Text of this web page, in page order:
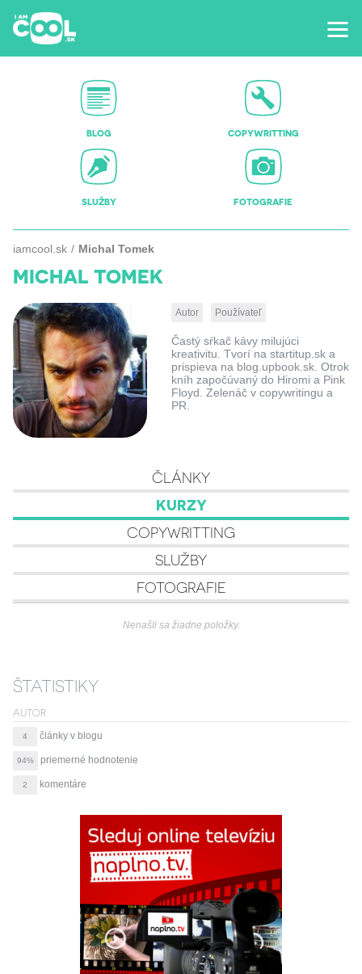
BLOG COPYWRITTING
SLUŽBY FOTOGRAFIE
iamcool.sk Michal Tomek
MICHAL TOMEK
Autor Používateľ
Častý sŕkač kávy milujúci
kreativitu. Tvorí na startitup.sk a
prispieva na blog.upbook.sk. Otrok
kníh započúvaný do Hiromi a Pink
Floyd. Zelenáč v copywritingu a
PR.
ČLÁNKY
KURZY
COPYWRITTING
SLUŽBY
FOTOGRAFIE
Nenašli sa žiadne položky.
ŠTATISTIKY
AUTOR
4 články v blogu
94% priemerné hodnotenie
2 komentáre